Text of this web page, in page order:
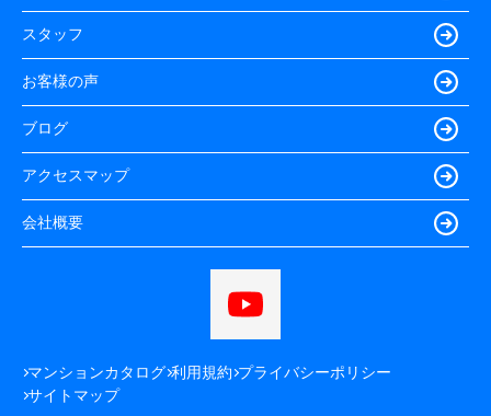
スタッフ
お客様の声
ブログ
アクセスマップ
会社概要
マンションカタログ 利用規約 プライバシーポリシー
サイトマップ